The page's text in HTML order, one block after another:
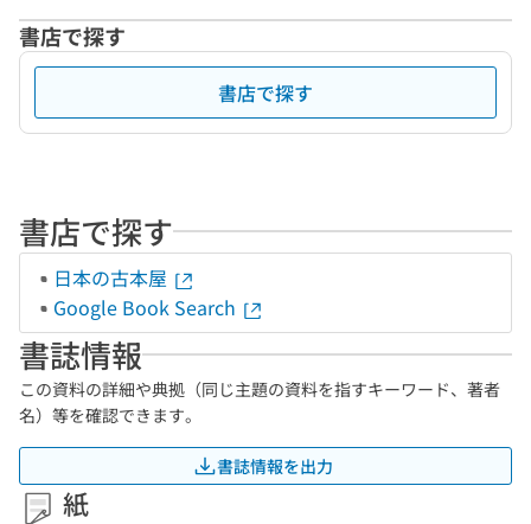
書店で探す
書店で探す
書店で探す
日本の古本屋
Google Book Search
書誌情報
この資料の詳細や典拠（同じ主題の資料を指すキーワード、著者
名）等を確認できます。
書誌情報を出力
紙